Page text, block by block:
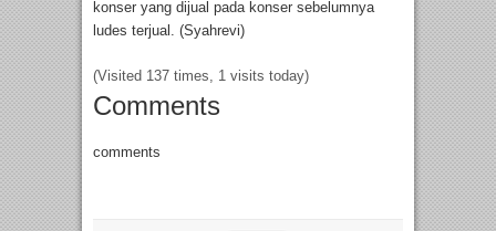
konser yang dijual pada konser sebelumnya
ludes terjual. (Syahrevi)
(Visited 137 times, 1 visits today)
Comments
comments